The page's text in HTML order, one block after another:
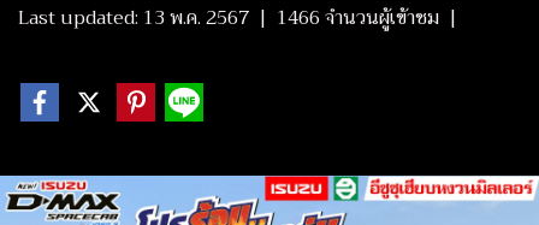
Last updated: 13 พ.ค. 2567 | 1466 จำนวนผู้เข้าชม |